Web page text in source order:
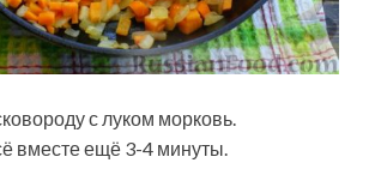
с луком морковь.
вместе ещё 3-4 минуты.